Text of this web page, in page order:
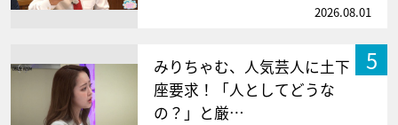
2026.08.01
5
みりちゃむ、人気芸人に土下
座要求！「人としてどうな
の？」と厳…